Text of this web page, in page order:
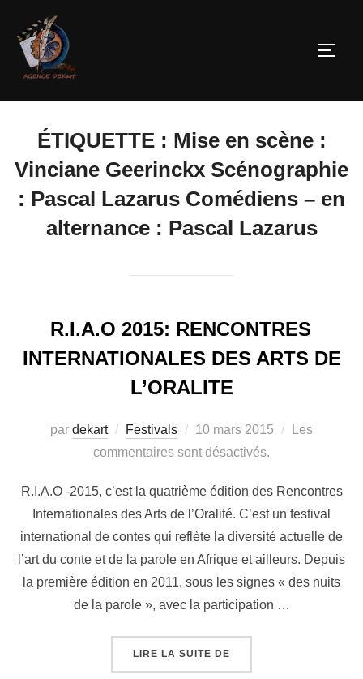
ÉTIQUETTE : Mise en scène :
Vinciane Geerinckx Scénographie
: Pascal Lazarus Comédiens – en
alternance : Pascal Lazarus
R.I.A.O 2015: RENCONTRES
INTERNATIONALES DES ARTS DE
L’ORALITE
par dekart Festivals 10 mars 2015
Les
commentaires sont désactivés.
R.I.A.O -2015, c’est la quatrième édition des Rencontres
Internationales des Arts de l’Oralité. C’est un festival
international de contes qui reflète la diversité actuelle de
l’art du conte et de la parole en Afrique et ailleurs. Depuis
la première édition en 2011, sous les signes « des nuits
de la parole », avec la participation …
LIRE LA SUITE DE